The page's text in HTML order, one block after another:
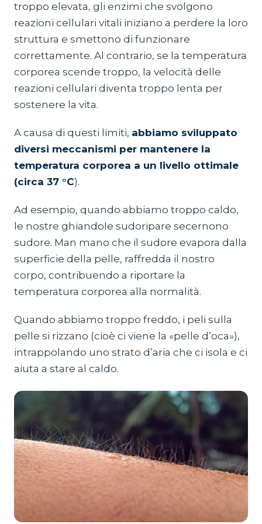
troppo elevata, gli enzimi che svolgono
reazioni cellulari vitali iniziano a perdere la loro
struttura e smettono di funzionare
correttamente. Al contrario, se la temperatura
corporea scende troppo, la velocità delle
reazioni cellulari diventa troppo lenta per
sostenere la vita.
A causa di questi limiti, abbiamo sviluppato
diversi meccanismi per mantenere la
temperatura corporea a un livello ottimale
(circa 37 °C).
Ad esempio, quando abbiamo troppo caldo,
le nostre ghiandole sudoripare secernono
sudore. Man mano che il sudore evapora dalla
superficie della pelle, raffredda il nostro
corpo, contribuendo a riportare la
temperatura corporea alla normalità.
Quando abbiamo troppo freddo, i peli sulla
pelle si rizzano (cioè ci viene la «pelle d’oca»),
intrappolando uno strato d’aria che ci isola e ci
aiuta a stare al caldo.